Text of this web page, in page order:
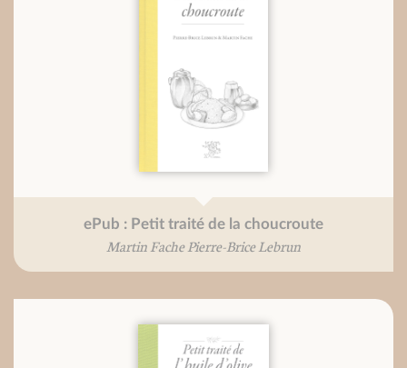
ePub : Petit traité de la choucroute
Martin Fache Pierre-Brice Lebrun